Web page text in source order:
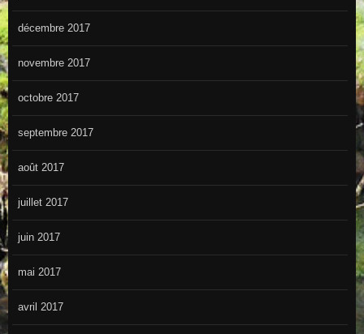
décembre 2017
novembre 2017
octobre 2017
septembre 2017
août 2017
juillet 2017
juin 2017
mai 2017
avril 2017